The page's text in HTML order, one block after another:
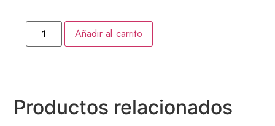
Añadir al carrito
Productos relacionados